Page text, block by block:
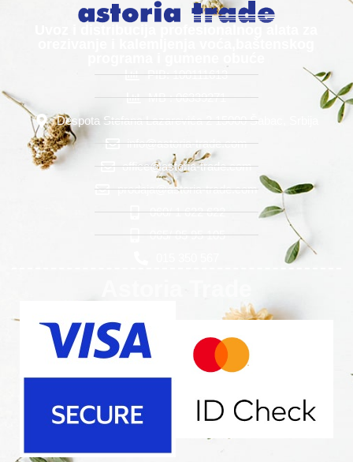
PIB: 100111613
MB : 06339271
Despota Stefana Lazarevića 2 15000 Šabac, Srbija
info@astoria-trade.com
office@astoria-trade.com
prodaja@astoria-trade.com
060/ 1 622 622
065/ 85 95 105